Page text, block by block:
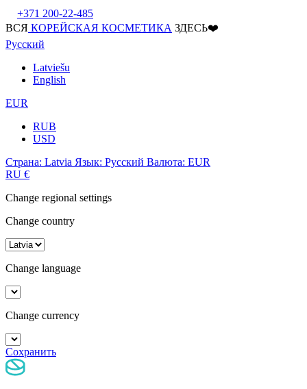
+371 200-22-485
ВСЯ КОРЕЙСКАЯ КОСМЕТИКА ЗДЕСЬ❤️
Русский
Latviešu
English
EUR
RUB
USD
Страна: Latvia Язык: Русский Валюта: EUR
RU €
Change regional settings
Change country
Change language
Change currency
Сохранить